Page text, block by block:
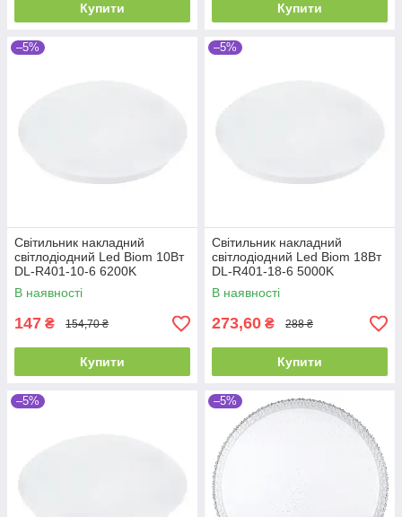
Купити Купити
–5%
Світильник накладний
світлодіодний Led Biom 10Вт
DL-R401-10-6 6200K
В наявності
147 ₴ 154,70 ₴
Купити
–5%
Світильник накладний
світлодіодний Led Biom 18Вт
DL-R401-18-6 5000K
В наявності
273,60 ₴ 288 ₴
Купити
–5% –5%